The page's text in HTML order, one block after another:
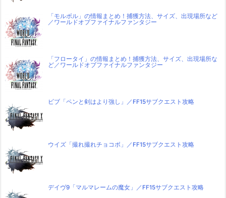
「モルボル」の情報まとめ！捕獲方法、サイズ、出現場所など
／ワールドオブファイナルファンタジー
「フロータイ」の情報まとめ！捕獲方法、サイズ、出現場所な
ど／ワールドオブファイナルファンタジー
ビブ「ペンと剣はより強し」／FF15サブクエスト攻略
ウイズ「撮れ撮れチョコボ」／FF15サブクエスト攻略
デイヴ9「マルマレームの魔女」／FF15サブクエスト攻略